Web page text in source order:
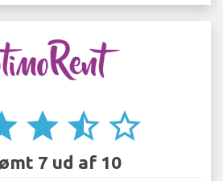
star star_half star_border
7 ud af 10